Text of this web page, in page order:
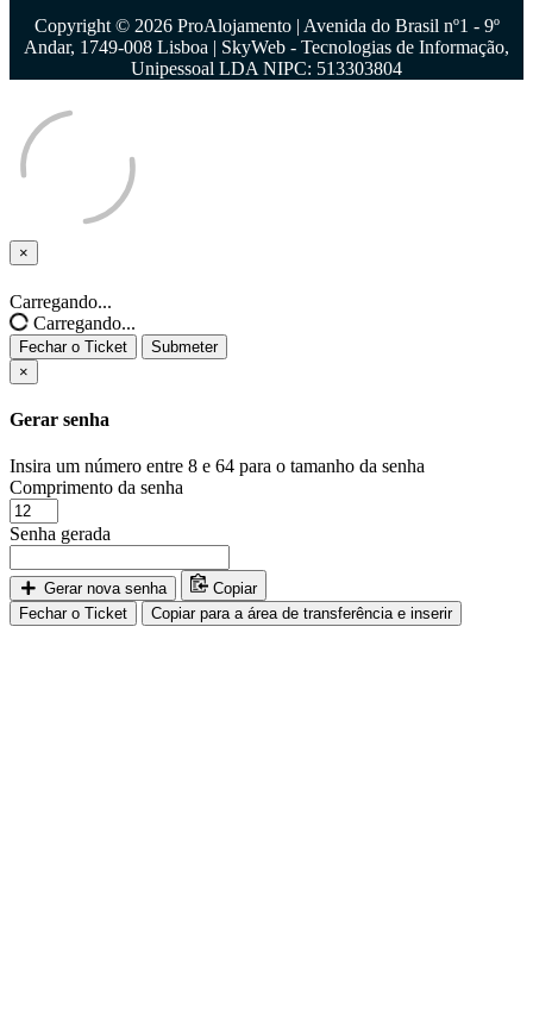
Copyright © 2026 ProAlojamento | Avenida do Brasil nº1 - 9º
Andar, 1749-008 Lisboa | SkyWeb - Tecnologias de Informação,
Unipessoal LDA NIPC: 513303804
×
Fechar
Ticket
Carregando...
Carregando...
Fechar o Ticket
Submeter
×
Gerar senha
Insira um número entre 8 e 64 para o tamanho da senha
Comprimento da senha
Senha gerada
Gerar nova senha
Copiar
Fechar o Ticket
Copiar para a área de transferência e inserir